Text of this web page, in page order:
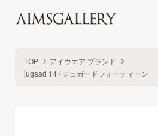
TOP
アイウエア ブランド
jugaad 14 / ジュガードフォーティーン